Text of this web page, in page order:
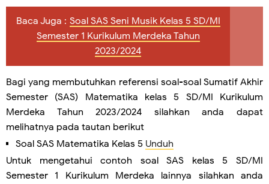
Baca Juga : Soal SAS Seni Musik Kelas 5 SD/MI
Semester 1 Kurikulum Merdeka Tahun
2023/2024
Bagi yang membutuhkan referensi soal-soal Sumatif Akhir
Semester (SAS) Matematika kelas 5 SD/MI Kurikulum
Merdeka Tahun 2023/2024 silahkan anda dapat
melihatnya pada tautan berikut
Soal SAS Matematika Kelas 5 Unduh
Untuk mengetahui contoh soal SAS kelas 5 SD/MI
Semester 1 Kurikulum Merdeka lainnya silahkan anda